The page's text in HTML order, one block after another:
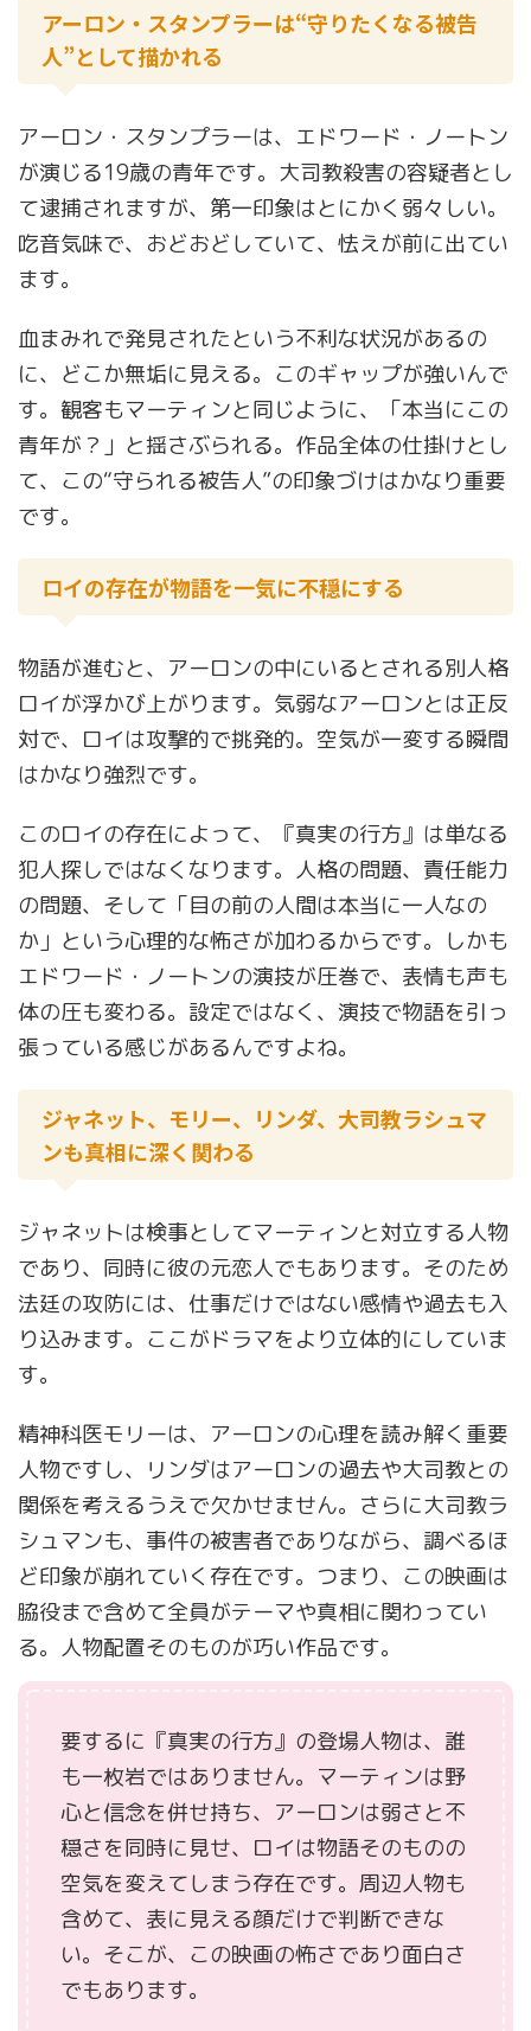
アーロン・スタンプラーは“守りたくなる被告
人”として描かれる
アーロン・スタンプラーは、エドワード・ノートン
が演じる19歳の青年です。大司教殺害の容疑者とし
て逮捕されますが、第一印象はとにかく弱々しい。
吃音気味で、おどおどしていて、怯えが前に出てい
ます。
血まみれで発見されたという不利な状況があるの
に、どこか無垢に見える。このギャップが強いんで
す。観客もマーティンと同じように、「本当にこの
青年が？」と揺さぶられる。作品全体の仕掛けとし
て、この“守られる被告人”の印象づけはかなり重要
です。
ロイの存在が物語を一気に不穏にする
物語が進むと、アーロンの中にいるとされる別人格
ロイが浮かび上がります。気弱なアーロンとは正反
対で、ロイは攻撃的で挑発的。空気が一変する瞬間
はかなり強烈です。
このロイの存在によって、『真実の行方』は単なる
犯人探しではなくなります。人格の問題、責任能力
の問題、そして「目の前の人間は本当に一人なの
か」という心理的な怖さが加わるからです。しかも
エドワード・ノートンの演技が圧巻で、表情も声も
体の圧も変わる。設定ではなく、演技で物語を引っ
張っている感じがあるんですよね。
ジャネット、モリー、リンダ、大司教ラシュマ
ンも真相に深く関わる
ジャネットは検事としてマーティンと対立する人物
であり、同時に彼の元恋人でもあります。そのため
法廷の攻防には、仕事だけではない感情や過去も入
り込みます。ここがドラマをより立体的にしていま
す。
精神科医モリーは、アーロンの心理を読み解く重要
人物ですし、リンダはアーロンの過去や大司教との
関係を考えるうえで欠かせません。さらに大司教ラ
シュマンも、事件の被害者でありながら、調べるほ
ど印象が崩れていく存在です。つまり、この映画は
脇役まで含めて全員がテーマや真相に関わってい
る。人物配置そのものが巧い作品です。
要するに『真実の行方』の登場人物は、誰
も一枚岩ではありません。マーティンは野
心と信念を併せ持ち、アーロンは弱さと不
穏さを同時に見せ、ロイは物語そのものの
空気を変えてしまう存在です。周辺人物も
含めて、表に見える顔だけで判断できな
い。そこが、この映画の怖さであり面白さ
でもあります。